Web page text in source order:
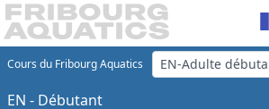
Cours du Fribourg Aquatics
EN - Débutant